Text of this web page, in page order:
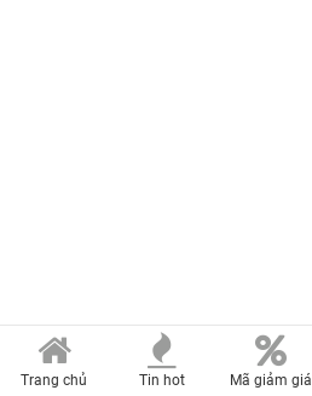
Trang chủ Tin hot Mã giảm giá